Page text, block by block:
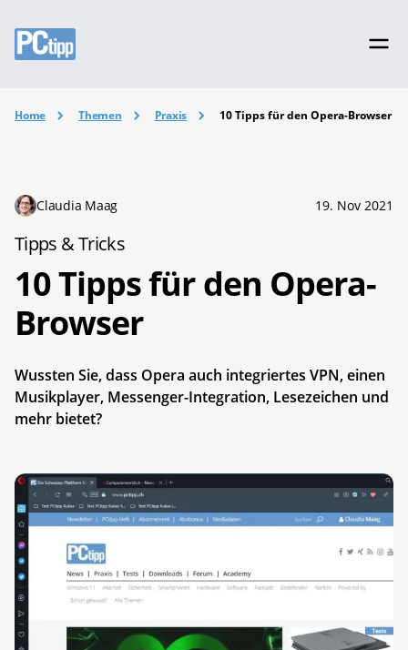
Home Themen Praxis 10 Tipps für den Opera-Browser
Claudia Maag 19. Nov 2021
Tipps & Tricks
10 Tipps für den Opera-
Browser
Wussten Sie, dass Opera auch integriertes VPN, einen
Musikplayer, Messenger-Integration, Lesezeichen und
mehr bietet?